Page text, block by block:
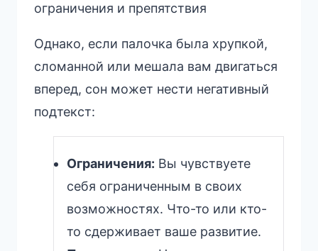
ограничения и препятствия
Однако, если палочка была хрупкой,
сломанной или мешала вам двигаться
вперед, сон может нести негативный
подтекст:
Ограничения: Вы чувствуете
себя ограниченным в своих
возможностях. Что-то или кто-
то сдерживает ваше развитие.